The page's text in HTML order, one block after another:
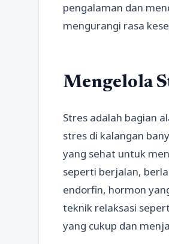
pengalaman dan
mengurangi rasa
Mengelola
Stres adalah bagian
stres di kalangan
yang sehat untuk
seperti berjalan,
endorfin, hormon
teknik relaksasi
yang cukup dan